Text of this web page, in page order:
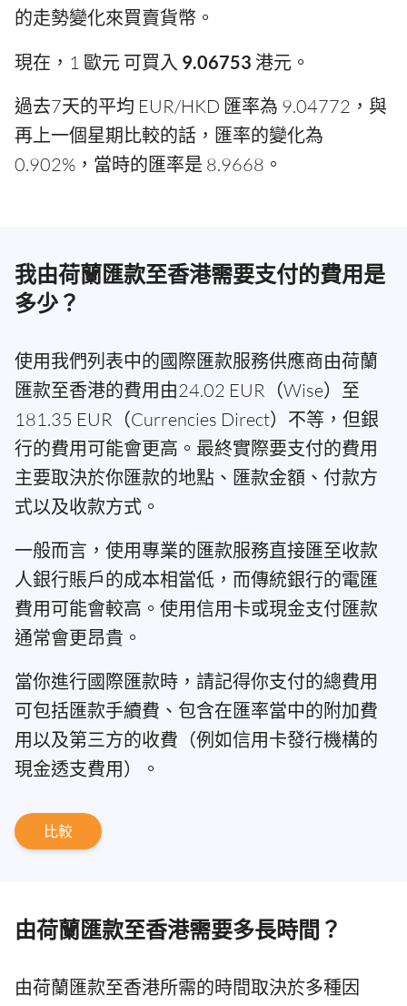
的走勢變化來買賣貨幣。
現在，1 歐元 可買入 9.06753 港元。
過去7天的平均 EUR/HKD 匯率為 9.04772，與
再上一個星期比較的話，匯率的變化為
0.902%，當時的匯率是 8.9668。
我由荷蘭匯款至香港需要支付的費用是
多少？
使用我們列表中的國際匯款服務供應商由荷蘭
匯款至香港的費用由24.02 EUR（Wise）至
181.35 EUR（Currencies Direct）不等，但銀
行的費用可能會更高。最終實際要支付的費用
主要取決於你匯款的地點、匯款金額、付款方
式以及收款方式。
一般而言，使用專業的匯款服務直接匯至收款
人銀行賬戶的成本相當低，而傳統銀行的電匯
費用可能會較高。使用信用卡或現金支付匯款
通常會更昂貴。
當你進行國際匯款時，請記得你支付的總費用
可包括匯款手續費、包含在匯率當中的附加費
用以及第三方的收費（例如信用卡發行機構的
現金透支費用）。
比較
由荷蘭匯款至香港需要多長時間？
由荷蘭匯款至香港所需的時間取決於多種因